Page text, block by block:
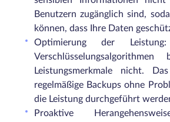
Benutzern zugänglich sind,
können, dass Ihre Daten
Optimierung der
Verschlüsselungsalgorithmen
Leistungsmerkmale nicht.
regelmäßige Backups ohne
die Leistung durchgeführt
Proaktive